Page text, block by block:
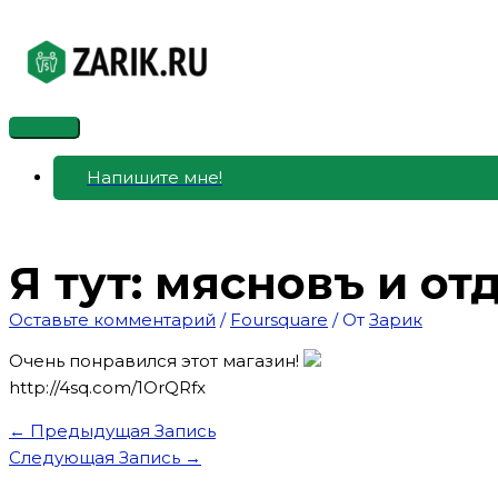
содержимому
Главное
меню
Напишите мне!
Я тут: мясновъ и
Оставьте комментарий / Foursquare / От Зарик
Очень понравился этот магазин!
http://4sq.com/1OrQRfx
← Предыдущая Запись
Следующая Запись →